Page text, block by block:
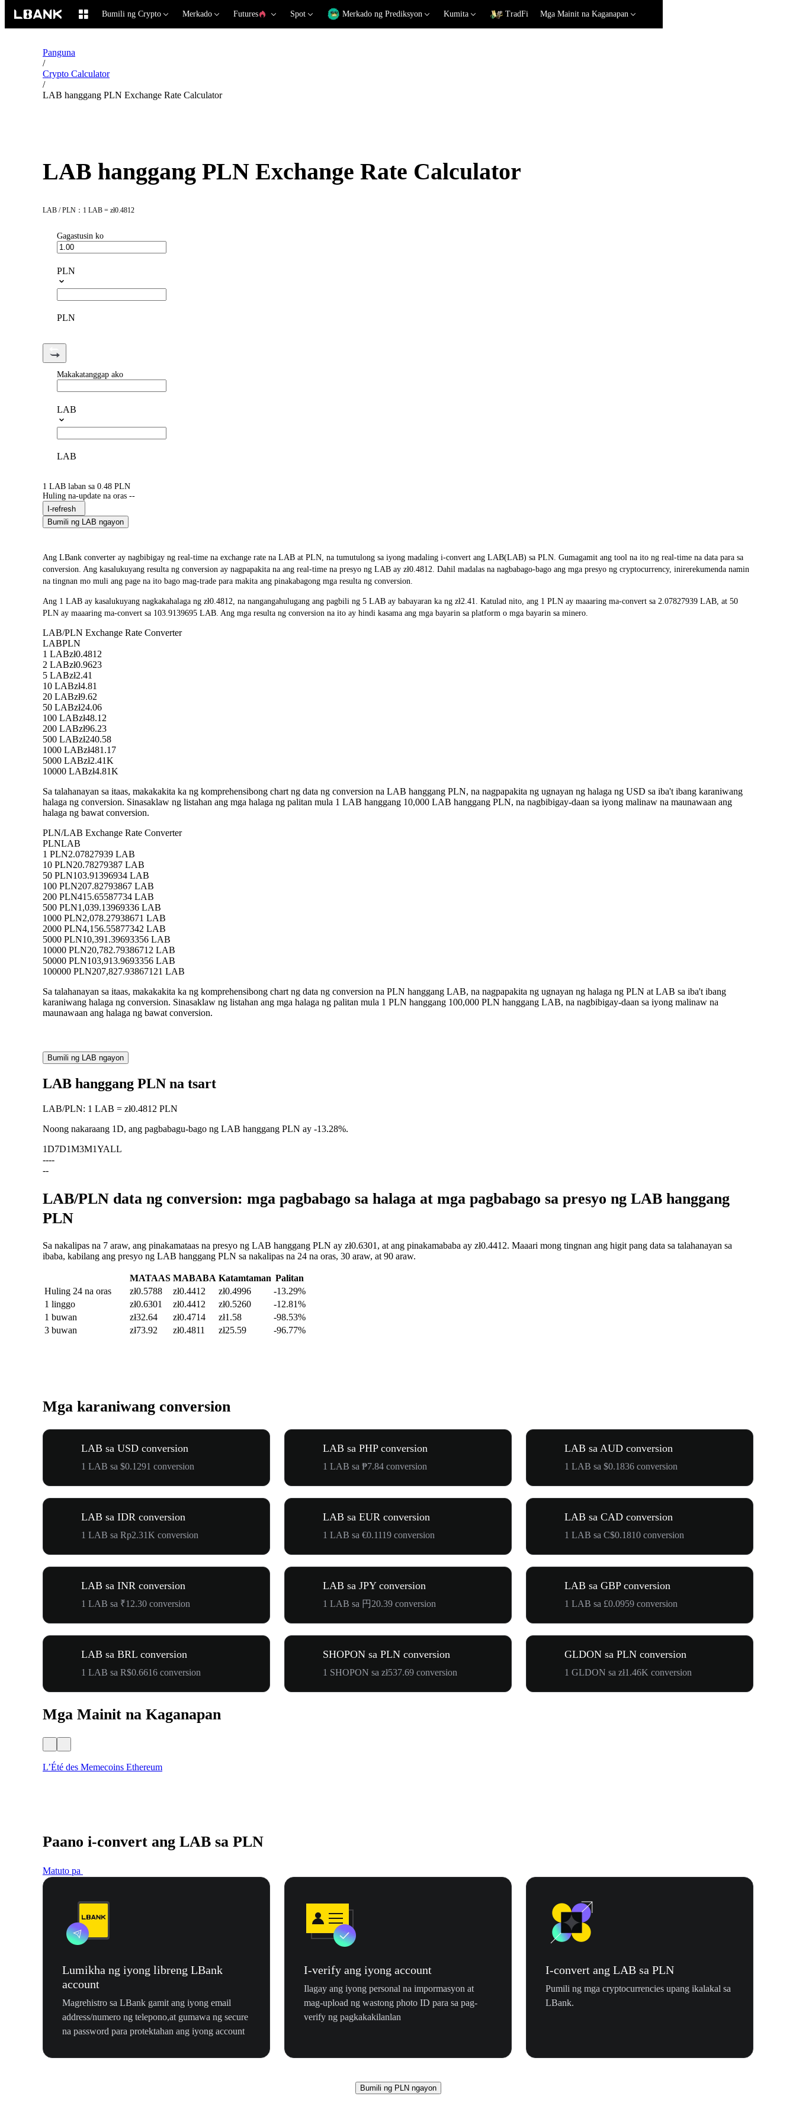
Bumili ng Crypto Merkado Futures Spot Merkado ng Prediksyon Kumita TradFi Mga Mainit na Kaganapan
Panguna
/
Crypto Calculator
/
LAB hanggang PLN Exchange Rate Calculator
LAB hanggang PLN Exchange Rate Calculator
LAB / PLN：1 LAB = zł0.4812
Gagastusin ko
PLN
PLN
Makakatanggap ako
LAB
LAB
1 LAB laban sa 0.48 PLN
Huling na-update na oras --
I-refresh
Bumili ng LAB ngayon
Ang LBank converter ay nagbibigay ng real-time na exchange rate na LAB at PLN, na tumutulong sa iyong madaling i-convert ang LAB(LAB) sa PLN. Gumagamit ang tool na ito ng real-time na data para sa
conversion. Ang kasalukuyang resulta ng conversion ay nagpapakita na ang real-time na presyo ng LAB ay zł0.4812. Dahil madalas na nagbabago-bago ang mga presyo ng cryptocurrency, inirerekumenda namin
na tingnan mo muli ang page na ito bago mag-trade para makita ang pinakabagong mga resulta ng conversion.
Ang 1 LAB ay kasalukuyang nagkakahalaga ng zł0.4812, na nangangahulugang ang pagbili ng 5 LAB ay babayaran ka ng zł2.41. Katulad nito, ang 1 PLN ay maaaring ma-convert sa 2.07827939 LAB, at 50
PLN ay maaaring ma-convert sa 103.9139695 LAB. Ang mga resulta ng conversion na ito ay hindi kasama ang mga bayarin sa platform o mga bayarin sa minero.
LAB/PLN Exchange Rate Converter
LABPLN
1 LABzł0.4812
2 LABzł0.9623
5 LABzł2.41
10 LABzł4.81
20 LABzł9.62
50 LABzł24.06
100 LABzł48.12
200 LABzł96.23
500 LABzł240.58
1000 LABzł481.17
5000 LABzł2.41K
10000 LABzł4.81K
Sa talahanayan sa itaas, makakakita ka ng komprehensibong chart ng data ng conversion na LAB hanggang PLN, na nagpapakita ng ugnayan ng halaga ng USD sa iba't ibang karaniwang
halaga ng conversion. Sinasaklaw ng listahan ang mga halaga ng palitan mula 1 LAB hanggang 10,000 LAB hanggang PLN, na nagbibigay-daan sa iyong malinaw na maunawaan ang
halaga ng bawat conversion.
PLN/LAB Exchange Rate Converter
PLNLAB
1 PLN2.07827939 LAB
10 PLN20.78279387 LAB
50 PLN103.91396934 LAB
100 PLN207.82793867 LAB
200 PLN415.65587734 LAB
500 PLN1,039.13969336 LAB
1000 PLN2,078.27938671 LAB
2000 PLN4,156.55877342 LAB
5000 PLN10,391.39693356 LAB
10000 PLN20,782.79386712 LAB
50000 PLN103,913.9693356 LAB
100000 PLN207,827.93867121 LAB
Sa talahanayan sa itaas, makakakita ka ng komprehensibong chart ng data ng conversion na PLN hanggang LAB, na nagpapakita ng ugnayan ng halaga ng PLN at LAB sa iba't ibang
karaniwang halaga ng conversion. Sinasaklaw ng listahan ang mga halaga ng palitan mula 1 PLN hanggang 100,000 PLN hanggang LAB, na nagbibigay-daan sa iyong malinaw na
maunawaan ang halaga ng bawat conversion.
Bumili ng LAB ngayon
LAB hanggang PLN na tsart
LAB/PLN: 1 LAB = zł0.4812 PLN
Noong nakaraang 1D, ang pagbabagu-bago ng LAB hanggang PLN ay -13.28%.
1D7D1M3M1YALL
----
--
LAB/PLN data ng conversion: mga pagbabago sa halaga at mga pagbabago sa presyo ng LAB hanggang
PLN
Sa nakalipas na 7 araw, ang pinakamataas na presyo ng LAB hanggang PLN ay zł0.6301, at ang pinakamababa ay zł0.4412. Maaari mong tingnan ang higit pang data sa talahanayan sa
ibaba, kabilang ang presyo ng LAB hanggang PLN sa nakalipas na 24 na oras, 30 araw, at 90 araw.
MATAAS MABABA Katamtaman Palitan
Huling 24 na oras
zł0.5788 zł0.4412 zł0.4996
-13.29%
1 linggo
zł0.6301 zł0.4412 zł0.5260
-12.81%
1 buwan
zł32.64 zł0.4714 zł1.58
-98.53%
3 buwan
zł73.92 zł0.4811 zł25.59 -96.77%
Mga karaniwang conversion
LAB sa USD conversion
1 LAB sa $0.1291 conversion
LAB sa PHP conversion
1 LAB sa ₱7.84 conversion
LAB sa AUD conversion
1 LAB sa $0.1836 conversion
LAB sa IDR conversion
1 LAB sa Rp2.31K conversion
LAB sa EUR conversion
1 LAB sa €0.1119 conversion
LAB sa CAD conversion
1 LAB sa C$0.1810 conversion
LAB sa INR conversion
1 LAB sa ₹12.30 conversion
LAB sa JPY conversion
1 LAB sa 円20.39 conversion
LAB sa GBP conversion
1 LAB sa £0.0959 conversion
LAB sa BRL conversion
1 LAB sa R$0.6616 conversion
SHOPON sa PLN conversion
1 SHOPON sa zł537.69 conversion
GLDON sa PLN conversion
1 GLDON sa zł1.46K conversion
Mga Mainit na Kaganapan
L’Été des Memecoins Ethereum
Paano i-convert ang LAB sa PLN
Matuto pa
Lumikha ng iyong libreng LBank
account
Magrehistro sa LBank gamit ang iyong email
address/numero ng telepono,at gumawa ng secure
na password para protektahan ang iyong account
I-verify ang iyong account
Ilagay ang iyong personal na impormasyon at
mag-upload ng wastong photo ID para sa pag-
verify ng pagkakakilanlan
I-convert ang LAB sa PLN
Pumili ng mga cryptocurrencies upang ikalakal sa
LBank.
Bumili ng PLN ngayon